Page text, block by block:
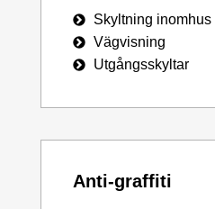
Skyltning inomhus
Vägvisning
Utgångsskyltar
Anti-graffiti